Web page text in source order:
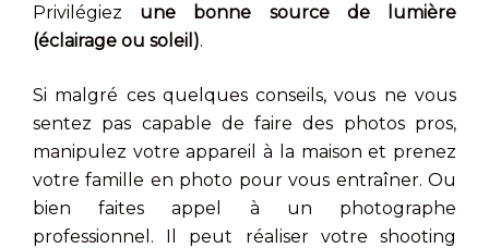
Privilégiez une bonne source de lumière
(éclairage ou soleil).
Si malgré ces quelques conseils, vous ne vous
sentez pas capable de faire des photos pros,
manipulez votre appareil à la maison et prenez
votre famille en photo pour vous entraîner. Ou
bien faites appel à un photographe
professionnel. Il peut réaliser votre shooting